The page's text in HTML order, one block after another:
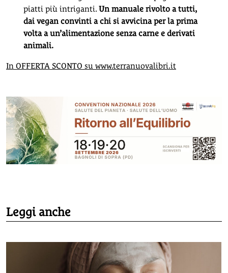
piatti più intriganti. Un manuale rivolto a tutti,
dai vegan convinti a chi si avvicina per la prima
volta a un’alimentazione senza carne e derivati
animali.
In OFFERTA SCONTO su www.terranuovalibri.it
Leggi anche